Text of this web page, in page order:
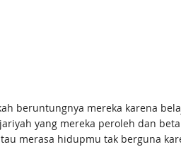
beruntungnya mereka karena
yang mereka peroleh dan
merasa hidupmu tak berguna